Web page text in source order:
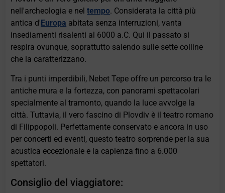
nell'archeologia e neltempo. Considerata la città più
antica d'Europa abitata senza interruzioni, vanta
insediamenti risalenti al 6000 a.C. Qui il passato si
respira ovunque, soprattutto salendo sulle sette colline
che la caratterizzano.
Tra i punti imperdibili, Nebet Tepe offre un percorso tra le
antiche mura e la fortezza, con panorami spettacolari
specialmente al tramonto, quando la luce avvolge la
città. Tuttavia, il vero fascino di Plovdiv è il teatro romano
di Filippopoli. Perfettamente conservato e ancora in uso
per concerti ed eventi, questo teatro sorprende per la sua
acustica eccezionale e la capienza fino a 6.000
spettatori.
Consiglio del viaggiatore: